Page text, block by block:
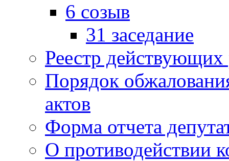
6 созыв
31 заседание
Реестр
Порядок
актов
Форма отчета
О противодействии